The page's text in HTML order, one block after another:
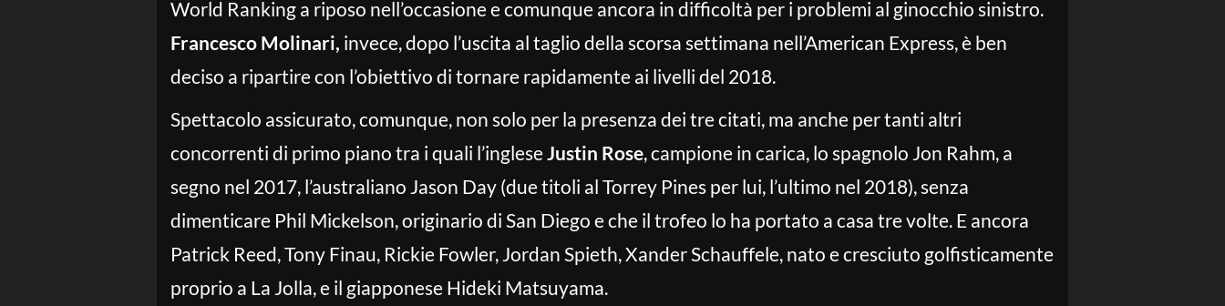
World Ranking a riposo nell’occasione e comunque ancora in difficoltà per i problemi al ginocchio sinistro.
Francesco Molinari, invece, dopo l’uscita al taglio della scorsa settimana nell’American Express, è ben
deciso a ripartire con l’obiettivo di tornare rapidamente ai livelli del 2018.
Spettacolo assicurato, comunque, non solo per la presenza dei tre citati, ma anche per tanti altri
concorrenti di primo piano tra i quali l’ingleseJustin Rose, campione in carica, lo spagnolo Jon Rahm, a
segno nel 2017, l’australiano Jason Day (due titoli al Torrey Pines per lui, l’ultimo nel 2018), senza
dimenticare Phil Mickelson, originario di San Diego e che il trofeo lo ha portato a casa tre volte. E ancora
Patrick Reed, Tony Finau, Rickie Fowler, Jordan Spieth, Xander Schauffele, nato e cresciuto golfisticamente
proprio a La Jolla, e il giapponese Hideki Matsuyama.